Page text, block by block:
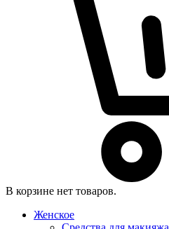
В корзине нет товаров.
Женское